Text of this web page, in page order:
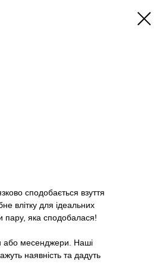
сподобається взуття
влітку для ідеальних
пару, яка сподобалася!
або месенджери. Наші
наявність та дадуть